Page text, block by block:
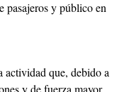
pasajeros y público en
actividad que, debido a
y de fuerza mayor